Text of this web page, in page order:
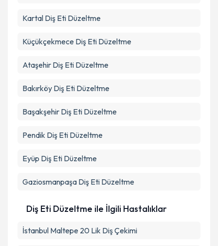
Kartal Diş Eti Düzeltme
Küçükçekmece Diş Eti Düzeltme
Ataşehir Diş Eti Düzeltme
Bakırköy Diş Eti Düzeltme
Başakşehir Diş Eti Düzeltme
Pendik Diş Eti Düzeltme
Eyüp Diş Eti Düzeltme
Gaziosmanpaşa Diş Eti Düzeltme
Diş Eti Düzeltme ile İlgili Hastalıklar
İstanbul Maltepe 20 Lik Diş Çekimi